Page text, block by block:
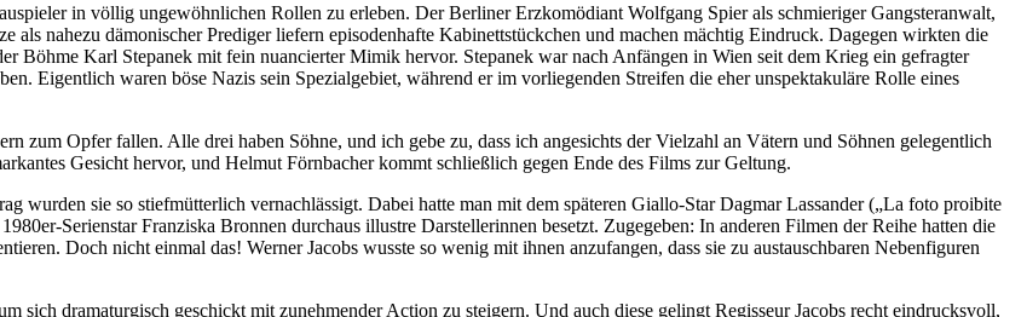
in völlig ungewöhnlichen Rollen zu erleben. Der Berliner Erzkomödiant Wolfgang Spier als schmieriger Gangsteranwalt,
nahezu dämonischer Prediger liefern episodenhafte Kabinettstückchen und machen mächtig Eindruck. Dagegen wirkten die
Böhme Karl Stepanek mit fein nuancierter Mimik hervor. Stepanek war nach Anfängen in Wien seit dem Krieg ein gefragter
Eigentlich waren böse Nazis sein Spezialgebiet, während er im vorliegenden Streifen die eher unspektakuläre Rolle eines
zum Opfer fallen. Alle drei haben Söhne, und ich gebe zu, dass ich angesichts der Vielzahl an Vätern und Söhnen gelegentlich
Gesicht hervor, und Helmut Förnbacher kommt schließlich gegen Ende des Films zur Geltung.
wurden sie so stiefmütterlich vernachlässigt. Dabei hatte man mit dem späteren Giallo-Star Dagmar Lassander („La foto proibite
Serienstar Franziska Bronnen durchaus illustre Darstellerinnen besetzt. Zugegeben: In anderen Filmen der Reihe hatten die
Doch nicht einmal das! Werner Jacobs wusste so wenig mit ihnen anzufangen, dass sie zu austauschbaren Nebenfiguren
sich dramaturgisch geschickt mit zunehmender Action zu steigern. Und auch diese gelingt Regisseur Jacobs recht eindrucksvoll,